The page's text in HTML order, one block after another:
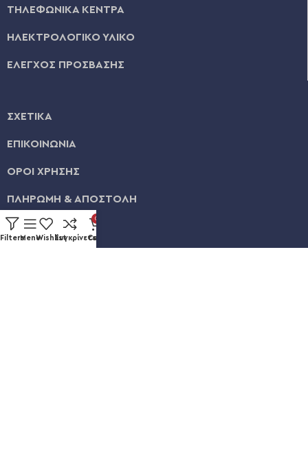
ΤΗΛΕΦΩΝΙΚΑ ΚΕΝΤΡΑ
ΗΛΕΚΤΡΟΛΟΓΙΚΟ ΥΛΙΚΟ
ΕΛΕΓΧΟΣ ΠΡΟΣΒΑΣΗΣ
ΣΧΕΤΙΚΑ
ΕΠΙΚΟΙΝΩΝΙΑ
ΟΡΟΙ ΧΡΗΣΗΣ
ΠΛΗΡΩΜΗ & ΑΠΟΣΤΟΛΗ
ΛΟΓΑΡΙΑΣΜΟΣ
FiltersMenuWishlistΣυγκρίνετε
0
Cart